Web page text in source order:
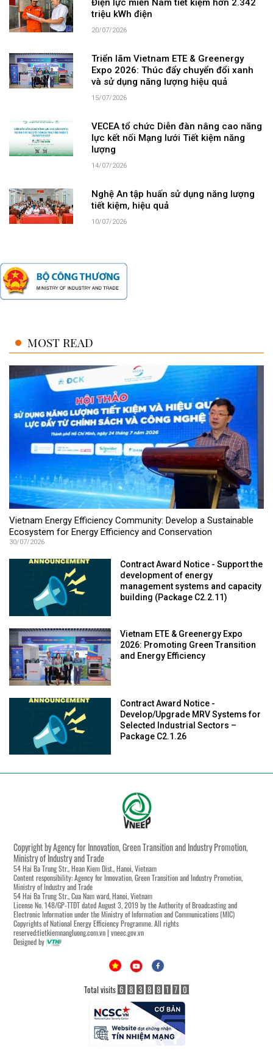
Điện lực miền Nam tiết kiệm hơn 2.342
triệu kWh điện
20/07/2026
Triển lãm Vietnam ETE & Greenergy
Expo 2026: Thúc đẩy chuyển đổi xanh
và sử dụng năng lượng hiệu quả
15/07/2026
VECEA tổ chức Diễn đàn nâng cao năng
lực kết nối Mạng lưới Tiết kiệm năng
lượng
14/07/2026
Nghệ An tập huấn sử dụng năng lượng
tiết kiệm, hiệu quả
10/07/2026
MOST READ
Vietnam Energy Efficiency Community: Develop a Sustainable
Ecosystem for Energy Efficiency and Conservation
30/07/2026
Contract Award Notice - Support the
development of energy
management systems and capacity
building (Package C2.2.11)
Vietnam ETE & Greenergy Expo
2026: Promoting Green Transition
and Energy Efficiency
Contract Award Notice -
Develop/Upgrade MRV Systems for
Selected Industrial Sectors –
Package C2.1.26
Copyright by Agency for Innovation, Green Transition and Industry Promotion,
Ministry of Industry and Trade
54 Hai Ba Trung Str., Hoan Kiem Dist., Hanoi, Vietnam
Content responsibility: Agency for Innovation, Green Transition and Industry Promotion,
Ministry of Industry and Trade
54 Hai Ba Trung Str., Cua Nam ward, Hanoi, Vietnam
License No. 148/GP-TTĐT dated August 3, 2019 by the Authority of Broadcasting and
Electronic Information under the Ministry of Information and Communications (MIC)
Copyrights of National Energy Efficiency Programme. All rights
reserved:tietkiemnangluong.com.vn | vneec.gov.vn
Designed by
Total visits 6 8 3 8 8 1 7 0